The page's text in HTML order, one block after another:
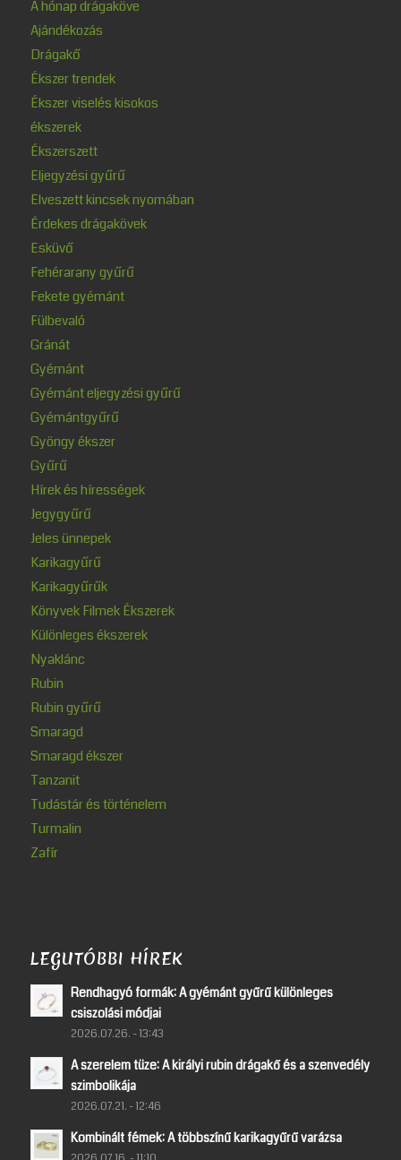
A hónap drágaköve
Ajándékozás
Drágakő
Ékszer trendek
Ékszer viselés kisokos
ékszerek
Ékszerszett
Eljegyzési gyűrű
Elveszett kincsek nyomában
Érdekes drágakövek
Esküvő
Fehérarany gyűrű
Fekete gyémánt
Fülbevaló
Gránát
Gyémánt
Gyémánt eljegyzési gyűrű
Gyémántgyűrű
Gyöngy ékszer
Gyűrű
Hírek és hírességek
Jegygyűrű
Jeles ünnepek
Karikagyűrű
Karikagyűrűk
Könyvek Filmek Ékszerek
Különleges ékszerek
Nyaklánc
Rubin
Rubin gyűrű
Smaragd
Smaragd ékszer
Tanzanit
Tudástár és történelem
Turmalin
Zafír
LEGUTÓBBI HÍREK
Rendhagyó formák: A gyémánt gyűrű különleges
csiszolási módjai
2026.07.26. - 13:43
A szerelem tüze: A királyi rubin drágakő és a szenvedély
szimbolikája
2026.07.21. - 12:46
Kombinált fémek: A többszínű karikagyűrű varázsa